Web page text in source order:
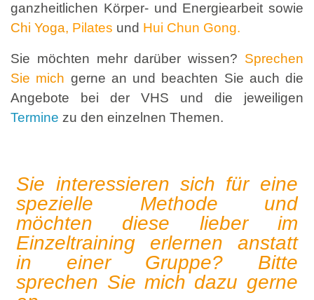
ganzheitlichen Körper- und Energiearbeit sowie
Chi Yoga, Pilates und Hui Chun Gong.
Sie möchten mehr darüber wissen? Sprechen
Sie mich gerne an und beachten Sie auch die
Angebote bei der VHS und die jeweiligen
Termine zu den einzelnen Themen.
Sie interessieren sich für eine
spezielle Methode und
möchten diese lieber im
Einzeltraining erlernen anstatt
in einer Gruppe? Bitte
sprechen Sie mich dazu gerne